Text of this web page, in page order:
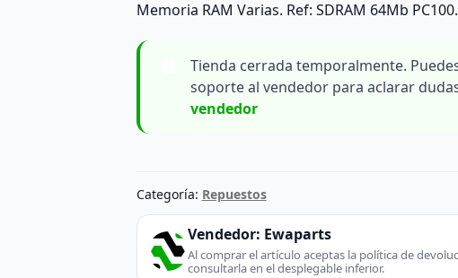
Memoria RAM Varias. Ref: SDRAM 64Mb PC100.
Tienda cerrada temporalmente.
soporte al vendedor para aclarar
vendedor
Categoría: Repuestos
Vendedor: Ewaparts
Al comprar el artículo aceptas la política de
consultarla en el desplegable inferior.